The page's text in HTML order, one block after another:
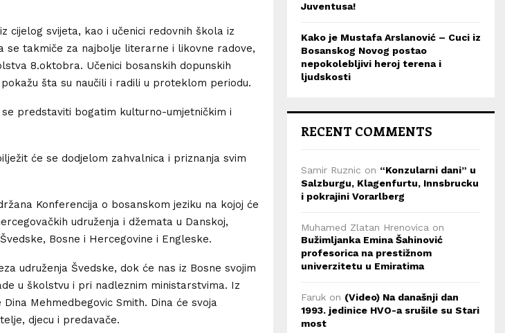
cijelog svijeta, kao i učenici redovnih škola iz
se takmiče za najbolje literarne i likovne radove,
8.oktobra. Učenici bosanskih dopunskih
šta su naučili i radili u proteklom periodu.
predstaviti bogatim kulturno-umjetničkim i
će se dodjelom zahvalnica i priznanja svim
Konferencija o bosanskom jeziku na kojoj će
udruženja i džemata u Danskoj,
Bosne i Hercegovine i Engleske.
udruženja Švedske, dok će nas iz Bosne svojim
u školstvu i pri nadleznim ministarstvima. Iz
Mehmedbegovic Smith. Dina će svoja
djecu i predavače.
Juventusa!
Kako je Mustafa Arslanović – Cuci iz
Bosanskog Novog postao
nepokolebljivi heroj terena i
ljudskosti
RECENT COMMENTS
Samir Ruznic on “Konzularni dani” u
Salzburgu, Klagenfurtu, Innsbrucku
i pokrajini Vorarlberg
Muhamed Zlatan Hrenovica on
Bužimljanka Emina Šahinović
profesorica na prestižnom
univerzitetu u Emiratima
Faruk on (Video) Na današnji dan
1993. jedinice HVO-a srušile su Stari
most